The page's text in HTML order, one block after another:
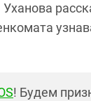
! Будем